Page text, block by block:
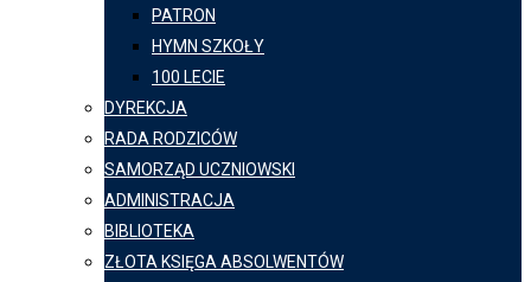
PATRON
HYMN SZKOŁY
100 LECIE
DYREKCJA
RADA RODZICÓW
SAMORZĄD UCZNIOWSKI
ADMINISTRACJA
BIBLIOTEKA
ZŁOTA KSIĘGA ABSOLWENTÓW